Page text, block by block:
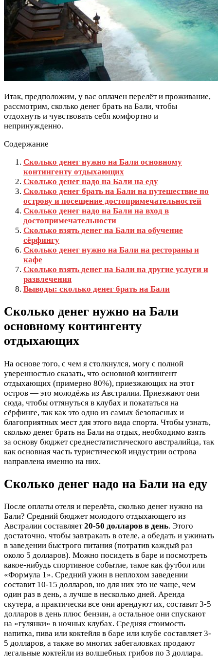
Итак, предположим, у вас оплачен перелёт и проживание,
рассмотрим, сколько денег брать на Бали, чтобы
отдохнуть и чувствовать себя комфортно и
непринужденно.
Содержание
Сколько денег нужно на Бали основному
контингенту отдыхающих
Сколько денег надо на Бали на еду
Сколько денег брать на Бали на путешествие по
острову и посещение достопримечательностей
Сколько денег надо на Бали на вход в
достопримечательности
Сколько взять денег на Бали на обучение
сёрфингу
Сколько денег нужно на Бали на рестораны и
кафе
Сколько взять денег на Бали на другие услуги и
развлечения
Выводы: сколько денег брать на Бали
Сколько денег нужно на Бали
основному контингенту
отдыхающих
На основе того, с чем я столкнулся, могу с полной
уверенностью сказать, что основной контингент
отдыхающих (примерно 80%), приезжающих на этот
остров — это молодёжь из Австралии. Приезжают они
сюда, чтобы оттянуться в клубах и покататься на
сёрфинге, так как это одно из самых безопасных и
благоприятных мест для этого вида спорта. Чтобы узнать,
сколько денег брать на Бали на отдых, необходимо взять
за основу бюджет среднестатистического австралийца, так
как основная часть туристической индустрии острова
направлена именно на них.
Сколько денег надо на Бали на еду
После оплаты отеля и перелёта, сколько денег нужно на
Бали? Средний бюджет молодого отдыхающего из
Австралии составляет20-50 долларов в день. Этого
достаточно, чтобы завтракать в отеле, а обедать и ужинать
в заведении быстрого питания (потратив каждый раз
около 5 долларов). Можно посидеть в баре и посмотреть
какое-нибудь спортивное событие, такое как футбол или
«Формула 1». Средний ужин в неплохом заведении
составит 10-15 долларов, но для них это не чаще, чем
один раз в день, а лучше в несколько дней. Аренда
скутера, а практически все они арендуют их, составит 3-5
долларов в день плюс бензин, а остальное они спускают
на «гулянки» в ночных клубах. Средняя стоимость
напитка, пива или коктейля в баре или клубе составляет 3-
5 долларов, а также во многих забегаловках продают
легальные коктейли из волшебных грибов по 3 доллара.